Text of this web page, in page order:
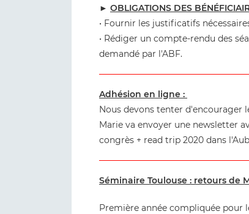
► OBLIGATIONS DES
• Fournir les justificatifs
• Rédiger un compte-rendu des
demandé par l'ABF.
Adhésion en ligne :
Nous devons tenter d'encourager
Marie va envoyer une newsletter
congrès + read trip 2020 dans
Séminaire Toulouse : retours de
Première année compliquée pour